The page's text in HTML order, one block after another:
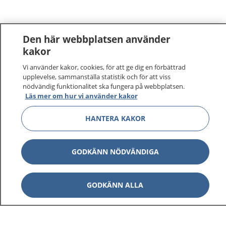
1177–tryggt om din hälsa och vård
På 1177.se får du råd om hälsa och information om
sjukdomar och vilka mottagningar du kan kontakta.
Logga in för att läsa din journal och göra dina
vårdärenden. Ring telefonnummer 1177 för
sjukvårdsrådgivning dygnet runt.
1177 ger dig råd när du vill må bättre.
Den här webbplatsen använder
kakor
Vi använder kakor, cookies, för att ge dig en förbättrad
upplevelse, sammanställa statistik och för att viss
nödvändig funktionalitet ska fungera på webbplatsen.
Läs mer om hur vi använder kakor
HANTERA KAKOR
GODKÄNN NÖDVÄNDIGA
GODKÄNN ALLA